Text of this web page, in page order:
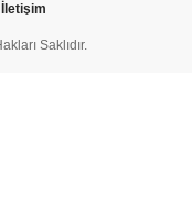
Saklıdır.
İletişim